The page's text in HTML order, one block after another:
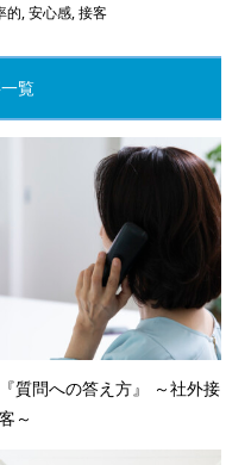
的,安心感,接客
覧
『質問への答え方』 ～社外接
客～